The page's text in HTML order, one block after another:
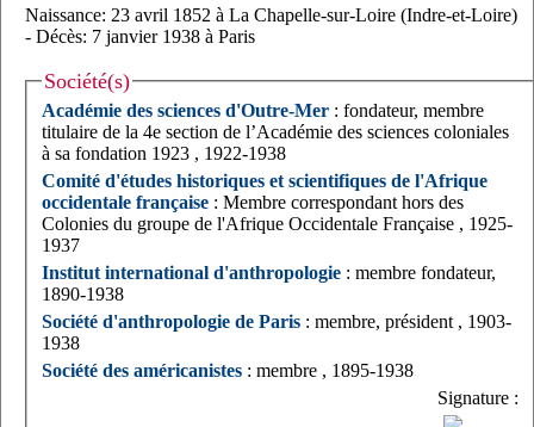
Naissance: 23 avril 1852 à La Chapelle-sur-Loire (Indre-et-Loire)
- Décès: 7 janvier 1938 à Paris
Société(s)
Académie des sciences d'Outre-Mer : fondateur, membre
titulaire de la 4e section de l’Académie des sciences coloniales
à sa fondation 1923 , 1922-1938
Comité d'études historiques et scientifiques de l'Afrique
occidentale française : Membre correspondant hors des
Colonies du groupe de l'Afrique Occidentale Française , 1925-
1937
Institut international d'anthropologie : membre fondateur,
1890-1938
Société d'anthropologie de Paris : membre, président , 1903-
1938
Société des américanistes : membre , 1895-1938
Signature :